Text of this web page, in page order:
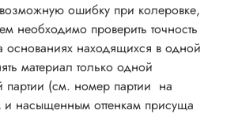
ошибку при колеровке,
необходимо проверить точность
основаниях находящихся в одной
материал только одной
партии (см. номер партии на
и насыщенным оттенкам присуща